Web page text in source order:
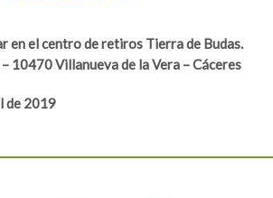
en el centro de retiros Tierra de Budas.
10470 Villanueva de la Vera – Cáceres
de 2019